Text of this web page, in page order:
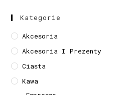
Kategorie
Akcesoria
Akcesoria I Prezenty
Ciasta
Kawa